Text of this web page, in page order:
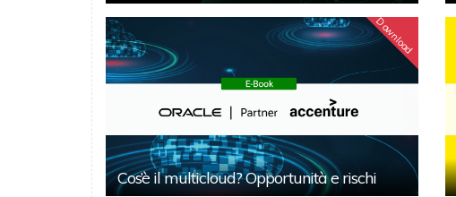
Download
Cos’è il multicloud? Opportunità e rischi